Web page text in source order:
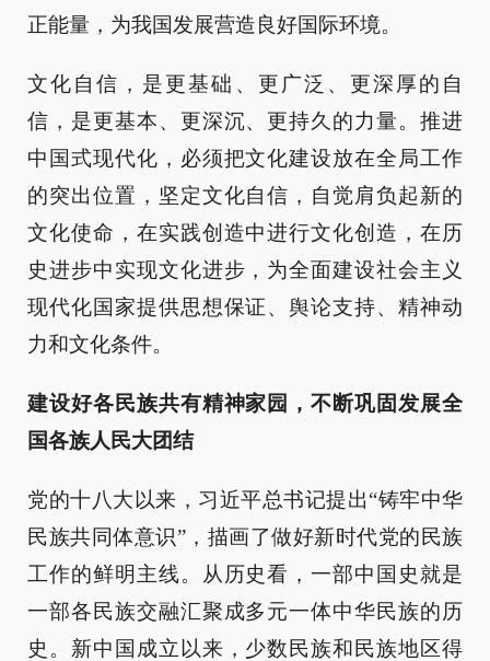
正能量，为我国发展营造良好国际环境。
文化自信，是更基础、更广泛、更深厚的自
信，是更基本、更深沉、更持久的力量。推进
中国式现代化，必须把文化建设放在全局工作
的突出位置，坚定文化自信，自觉肩负起新的
文化使命，在实践创造中进行文化创造，在历
史进步中实现文化进步，为全面建设社会主义
现代化国家提供思想保证、舆论支持、精神动
力和文化条件。
建设好各民族共有精神家园，不断巩固发展全
国各族人民大团结
党的十八大以来，习近平总书记提出“铸牢中华
民族共同体意识”，描画了做好新时代党的民族
工作的鲜明主线。从历史看，一部中国史就是
一部各民族交融汇聚成多元一体中华民族的历
史。新中国成立以来，少数民族和民族地区得